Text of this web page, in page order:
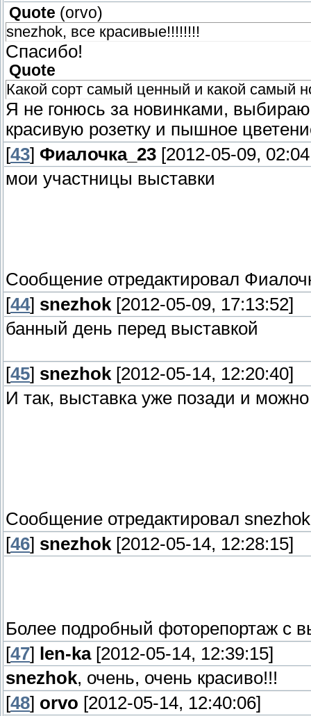
Quote (orvo)
snezhok, все красивые!!!!!!!!
Спасибо!
Quote
Какой сорт самый ценный и какой самый
Я не гонюсь за новинками,
красивую розетку и пышное
[43] Фиалочка_23 [2012-05-09,
мои участницы выставки
Сообщение отредактировал
[44] snezhok [2012-05-09, 17:13:52]
банный день перед выставкой
[45] snezhok [2012-05-14, 12:20:40]
И так, выставка уже позади и
Сообщение отредактировал snezhok
[46] snezhok [2012-05-14, 12:28:15]
Более подробный фоторепортаж с
[47] len-ka[2012-05-14, 12:39:15]
snezhok, очень, очень красиво!!!
[48] orvo [2012-05-14, 12:40:06]